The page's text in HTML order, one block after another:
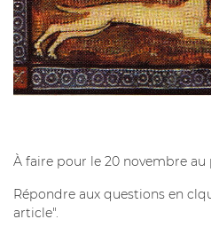
À faire pour le 20 novembre au
Répondre aux questions en
article".